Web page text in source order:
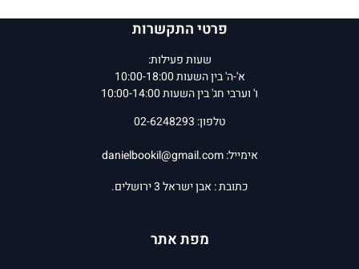
פרטי התקשרות
שעות פעילות:
א'-ה' בין השעות 10:00-18:00
ו' וערבי חג' בין השעות 10:00-14:00
טלפון: 02-6248293
אימייל:danielbookil@gmail.com
כתובת : אבן ישראל 3 ירושלים.
מפת אתר